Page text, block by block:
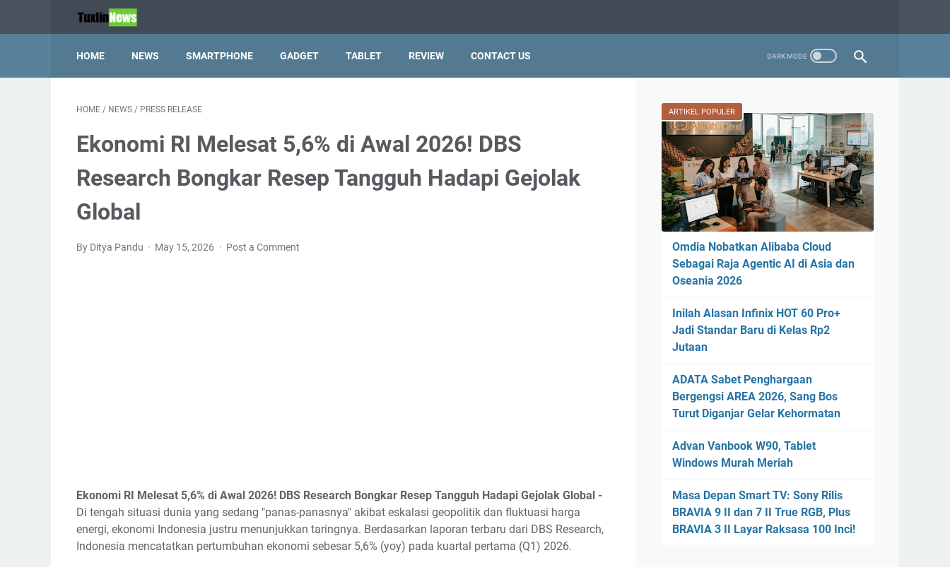
HOME NEWS SMARTPHONE GADGET TABLET REVIEW CONTACT US
HOME / NEWS / PRESS RELEASE
Ekonomi RI Melesat 5,6% di Awal 2026! DBS
Research Bongkar Resep Tangguh Hadapi Gejolak
Global
By Ditya Pandu May 15, 2026 Post a Comment
Ekonomi RI Melesat 5,6% di Awal 2026! DBS Research Bongkar Resep Tangguh Hadapi Gejolak Global -
Di tengah situasi dunia yang sedang "panas-panasnya" akibat eskalasi geopolitik dan fluktuasi harga
energi, ekonomi Indonesia justru menunjukkan taringnya. Berdasarkan laporan terbaru dari DBS Research,
Indonesia mencatatkan pertumbuhan ekonomi sebesar 5,6% (yoy) pada kuartal pertama (Q1) 2026.
ARTIKEL POPULER
Omdia Nobatkan Alibaba Cloud
Sebagai Raja Agentic AI di Asia dan
Oseania 2026
Inilah Alasan Infinix HOT 60 Pro+
Jadi Standar Baru di Kelas Rp2
Jutaan
ADATA Sabet Penghargaan
Bergengsi AREA 2026, Sang Bos
Turut Diganjar Gelar Kehormatan
Advan Vanbook W90, Tablet
Windows Murah Meriah
Masa Depan Smart TV: Sony Rilis
BRAVIA 9 II dan 7 II True RGB, Plus
BRAVIA 3 II Layar Raksasa 100 Inci!